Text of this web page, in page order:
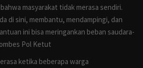
masyarakat tidak merasa sendiri.
di sini, membantu, mendampingi, dan
ini bisa meringankan beban saudara-
Pol Ketut
ketika beberapa warga